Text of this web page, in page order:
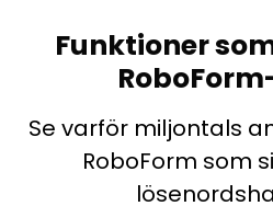
Funktioner
Se varför miljontals
RoboForm som